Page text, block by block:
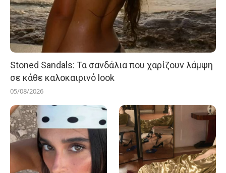
Stoned Sandals: Τα σανδάλια που χαρίζουν λάμψη
σε κάθε καλοκαιρινό look
05/08/2026